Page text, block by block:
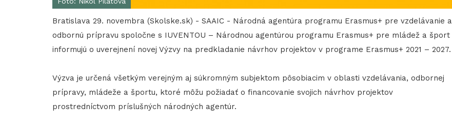
Bratislava 29. novembra (Skolske.sk) - SAAIC - Národná agentúra programu Erasmus+ pre vzdelávanie a
odbornú prípravu spoločne s IUVENTOU – Národnou agentúrou programu Erasmus+ pre mládež a šport
informujú o uverejnení novej Výzvy na predkladanie návrhov projektov v programe Erasmus+ 2021 – 2027.
Výzva je určená všetkým verejným aj súkromným subjektom pôsobiacim v oblasti vzdelávania, odbornej
prípravy, mládeže a športu, ktoré môžu požiadať o financovanie svojich návrhov projektov
prostredníctvom príslušných národných agentúr.